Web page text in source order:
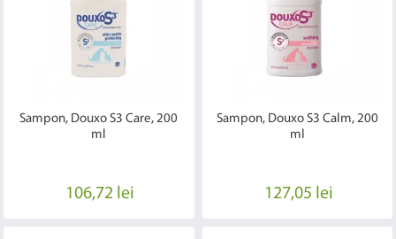
Sampon, Douxo S3 Care, 200
ml
106,72 lei
Sampon, Douxo S3 Calm, 200
ml
127,05 lei